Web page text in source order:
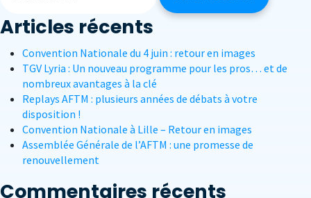
Articles récents
Convention Nationale du 4 juin : retour en images
TGV Lyria : Un nouveau programme pour les pros… et de
nombreux avantages à la clé
Replays AFTM : plusieurs années de débats à votre
disposition !
Convention Nationale à Lille – Retour en images
Assemblée Générale de l’AFTM : une promesse de
renouvellement
Commentaires récents